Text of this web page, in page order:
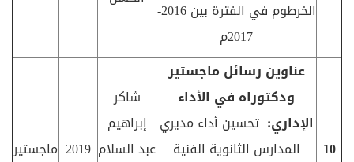
الخرطوم في الفترة بين 2016-
2017م
10
عناوين رسائل ماجستير
ودكتوراه في الأداء
الإداري: تحسين أداء مديري
المدارس الثانوية الفنية
شاكر
إبراهيم
عبد السلام 2019 ماجستير